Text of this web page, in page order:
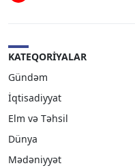
KATEQORIYALAR
Gündəm
İqtisadiyyat
Elm və Təhsil
Dünya
Mədəniyyət